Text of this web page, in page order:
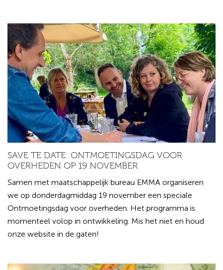
SAVE TE DATE: ONTMOETINGSDAG VOOR
OVERHEDEN OP 19 NOVEMBER
Samen met maatschappelijk bureau EMMA organiseren
we op donderdagmiddag 19 november een speciale
Ontmoetingsdag voor overheden. Het programma is
momenteel volop in ontwikkeling. Mis het niet en houd
onze website in de gaten!